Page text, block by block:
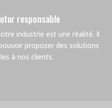
responsable
industrie est une réalité. Il
proposer des solutions
à nos clients.